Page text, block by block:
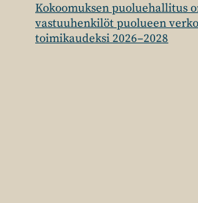
Kokoomuksen puoluehallitus
vastuuhenkilöt puolueen
toimikaudeksi 2026–2028